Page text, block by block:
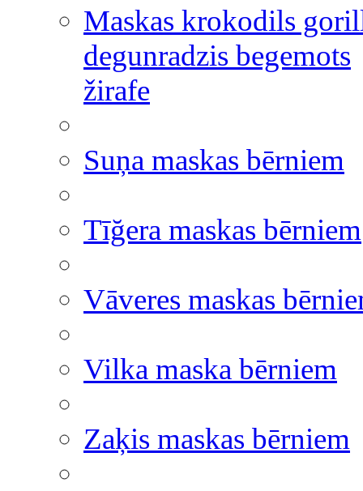
Maskas krokodils
degunradzis begemots
žirafe
Suņa maskas bērniem
Tīğera maskas bērniem
Vāveres maskas
Vilka maska bērniem
Zaķis maskas bērniem